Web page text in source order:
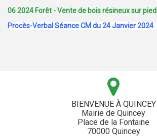
06 2024 Forêt - Vente de bois résineux sur pied
Procès-Verbal Séance CM du 24 Janvier 2024
BIENVENUE À QUINCEY
Mairie de Quincey
Place de la Fontaine
70000 Quincey